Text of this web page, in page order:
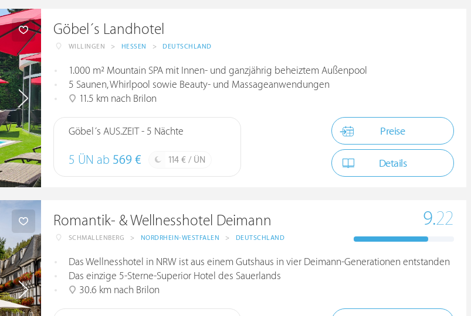
Göbel´s Landhotel
WILLINGEN > HESSEN > DEUTSCHLAND
1.000 m² Mountain SPA mit Innen- und ganzjährig beheiztem Außenpool
5 Saunen, Whirlpool sowie Beauty- und Massageanwendungen
11.5 km nach Brilon
Göbel´s AUS.ZEIT - 5 Nächte
5 ÜN ab 569 € 114 € / ÜN
Preise
Details
Romantik- & Wellnesshotel Deimann
SCHMALLENBERG > NORDRHEIN-WESTFALEN > DEUTSCHLAND
9.22
Das Wellnesshotel in NRW ist aus einem Gutshaus in vier Deimann-Generationen entstanden
Das einzige 5-Sterne-Superior Hotel des Sauerlands
30.6 km nach Brilon